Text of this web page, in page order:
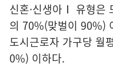
신혼·신생아Ⅰ 유형은
의 70%(맞벌이 90%)
도시근로자 가구당 월
0%) 이하다.